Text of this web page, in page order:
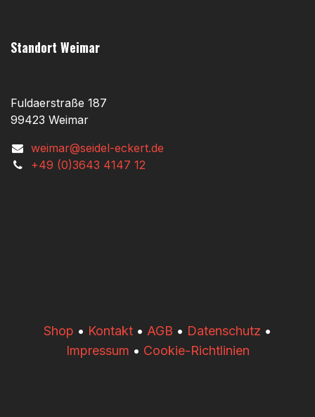
Standort Weimar
Fuldaerstraße 187
99423 Weimar
weimar@seidel-eckert.de
+49 (0)3643 4147 12
​​Shop • Kontakt • AGB • Datenschutz •
Impressum • Cookie-Richtlinien